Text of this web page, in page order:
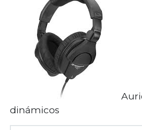
dinámicos